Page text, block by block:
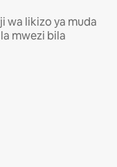
wa likizo ya muda
mwezi bila